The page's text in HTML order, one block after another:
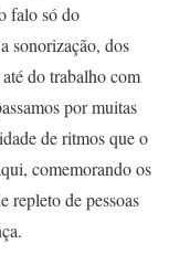
falo só do
sonorização, dos
do trabalho com
por muitas
de ritmos que o
comemorando os
repleto de pessoas